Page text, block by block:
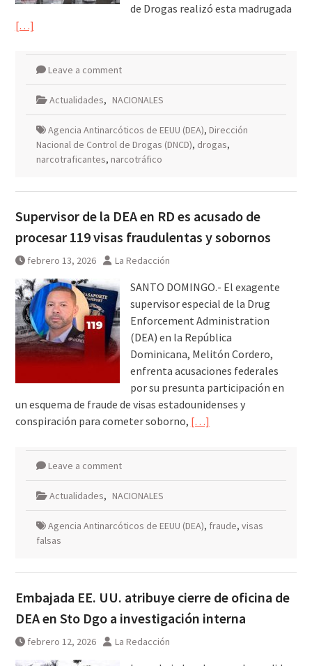
de Drogas realizó esta madrugada
[…]
Leave a comment
Actualidades, NACIONALES
Agencia Antinarcóticos de EEUU (DEA), Dirección
Nacional de Control de Drogas (DNCD), drogas,
narcotraficantes, narcotráfico
Supervisor de la DEA en RD es acusado de
procesar 119 visas fraudulentas y sobornos
febrero 13, 2026 La Redacción
SANTO DOMINGO.- El exagente
supervisor especial de la Drug
Enforcement Administration
(DEA) en la República
Dominicana, Melitón Cordero,
enfrenta acusaciones federales
por su presunta participación en
un esquema de fraude de visas estadounidenses y
conspiración para cometer soborno, […]
Leave a comment
Actualidades, NACIONALES
Agencia Antinarcóticos de EEUU (DEA), fraude, visas
falsas
Embajada EE. UU. atribuye cierre de oficina de
DEA en Sto Dgo a investigación interna
febrero 12, 2026 La Redacción